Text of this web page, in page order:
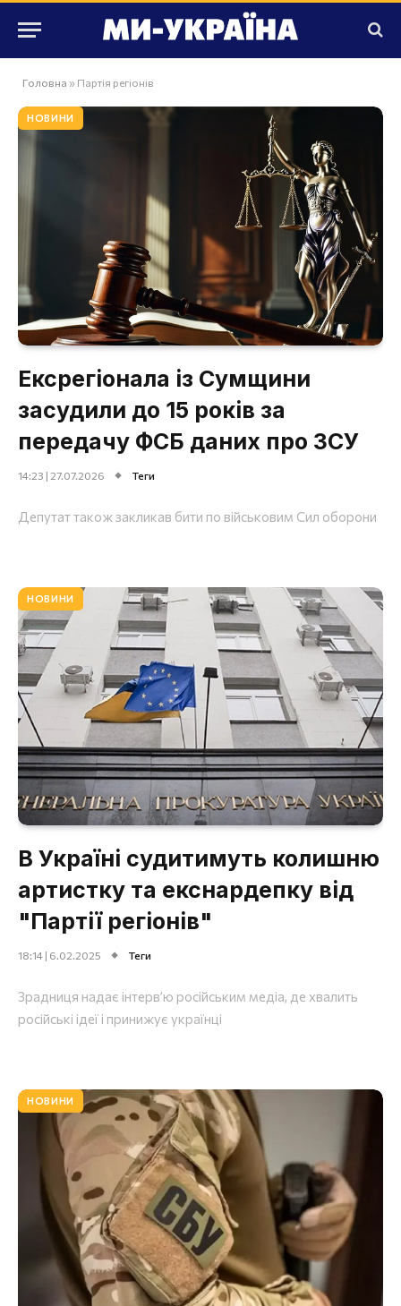
Головна » Партія регіонів
НОВИНИ
Ексрегіонала із Сумщини
засудили до 15 років за
передачу ФСБ даних про ЗСУ
14:23 | 27.07.2026 Теги
Депутат також закликав бити по військовим Сил оборони
НОВИНИ
В Україні судитимуть колишню
артистку та екснардепку від
"Партії регіонів"
18:14 | 6.02.2025 Теги
Зрадниця надає інтерв’ю російським медіа, де хвалить
російські ідеї і принижує українці
НОВИНИ